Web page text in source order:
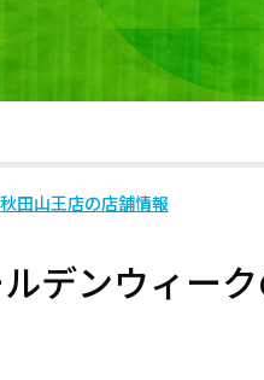
田山王店の店舗情報
ルデンウィー